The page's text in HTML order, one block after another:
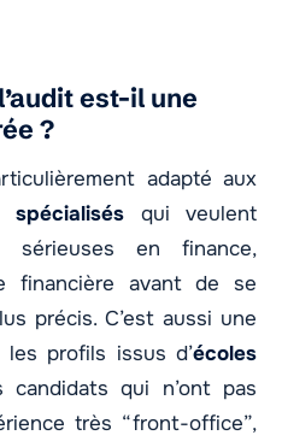
est-il une
?
adapté aux
qui veulent
sérieuses en finance,
financière avant de se
précis. C’est aussi une
profils issus d’écoles
qui n’ont pas
très “front-office”,